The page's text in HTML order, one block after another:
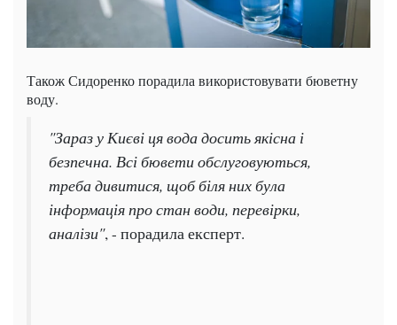
Також Сидоренко порадила використовувати бюветну
воду.
"Зараз у Києві ця вода досить якісна і
безпечна. Всі бювети обслуговуються,
треба дивитися, щоб біля них була
інформація про стан води, перевірки,
аналізи", - порадила експерт.